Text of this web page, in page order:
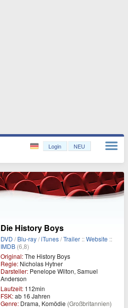
Login NEU
Die History Boys
DVD /Blu-ray/iTunes/Trailer ::Website ::
IMDB (6,8)
Original:The History Boys
Regie: Nicholas Hytner
Darsteller: Penelope Wilton, Samuel
Anderson
Laufzeit: 112min
FSK:ab 16 Jahren
Genre: Drama, Komödie (Großbritannien)